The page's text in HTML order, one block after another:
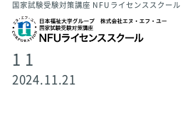
国家試験受験対策講座 NFUライセンススクール
1 1
2024.11.21